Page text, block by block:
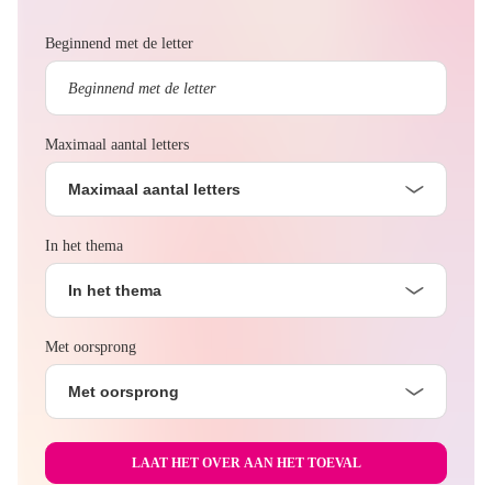
Beginnend met de letter
Maximaal aantal letters
Maximaal aantal letters
In het thema
In het thema
Met oorsprong
Met oorsprong